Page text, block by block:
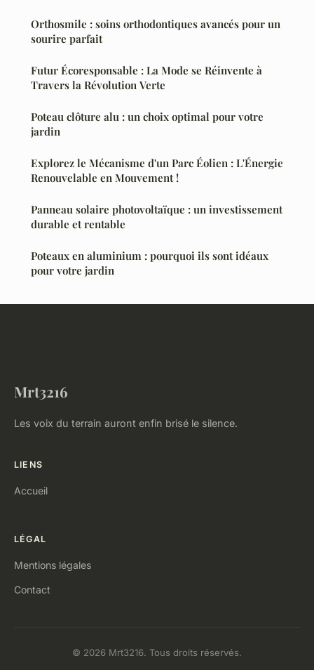
Orthosmile : soins orthodontiques avancés pour un
sourire parfait
Futur Écoresponsable : La Mode se Réinvente à
Travers la Révolution Verte
Poteau clôture alu : un choix optimal pour votre
jardin
Explorez le Mécanisme d'un Parc Éolien : L'Énergie
Renouvelable en Mouvement !
Panneau solaire photovoltaïque : un investissement
durable et rentable
Poteaux en aluminium : pourquoi ils sont idéaux
pour votre jardin
Mrt3216
Les voix du terrain auront enfin brisé le silence.
LIENS
Accueil
LÉGAL
Mentions légales
Contact
© 2026 Mrt3216. Tous droits réservés.